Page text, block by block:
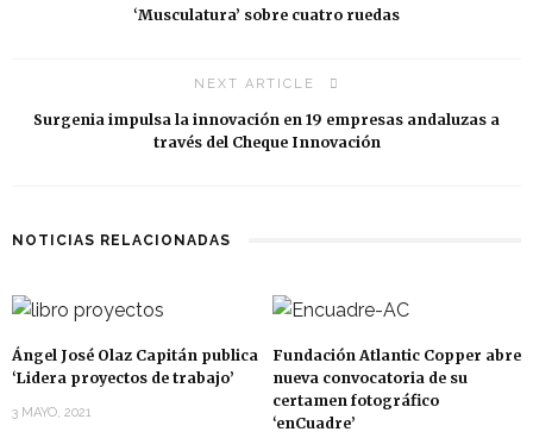
‘Musculatura’ sobre cuatro ruedas
NEXT ARTICLE
Surgenia impulsa la innovación en 19 empresas andaluzas a
través del Cheque Innovación
NOTICIAS RELACIONADAS
Ángel José Olaz Capitán publica
‘Lidera proyectos de trabajo’
3 MAYO, 2021
Fundación Atlantic Copper abre
nueva convocatoria de su
certamen fotográfico
‘enCuadre’